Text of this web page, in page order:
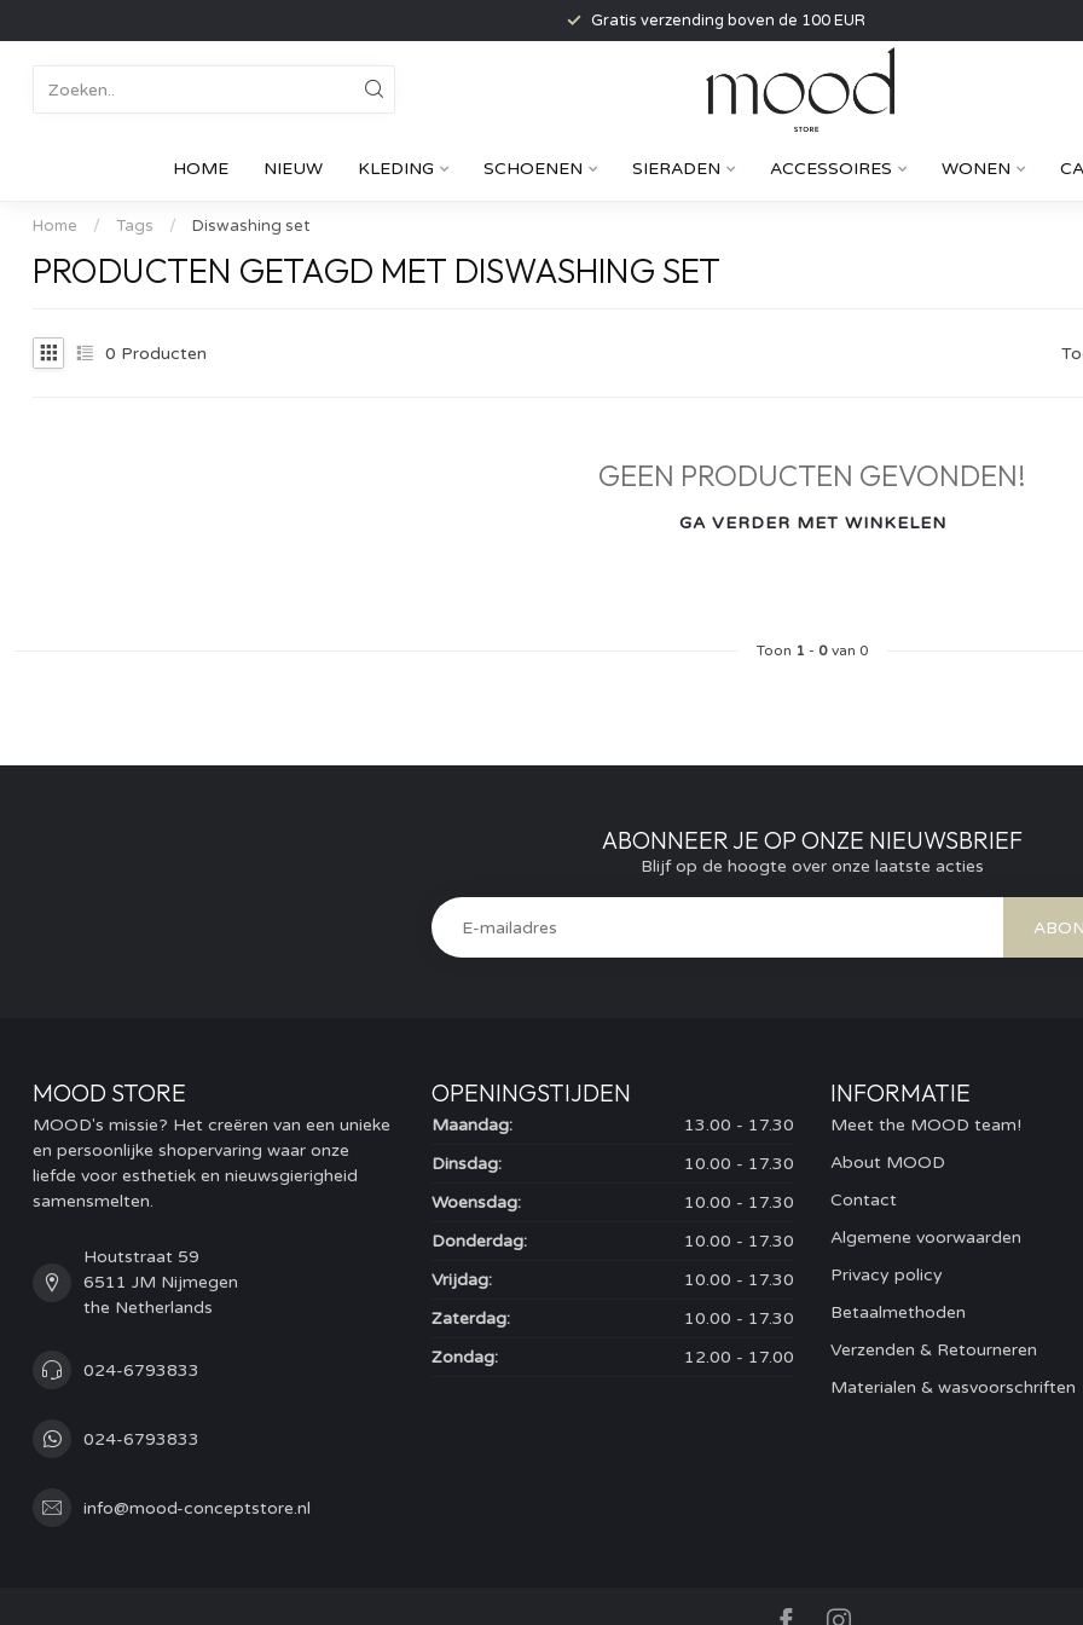
Gratis verzending boven de 100 EUR
HOME NIEUW KLEDING SCHOENEN SIERADEN ACCESSOIRES WONEN
Home / Tags / Diswashing set
PRODUCTEN GETAGD MET DISWASHING SET
0 Producten
GEEN PRODUCTEN GEVONDEN!
GA VERDER MET WINKELEN
Toon 1 - 0van 0
ABONNEER JE OP ONZE NIEUWSBRIEF
Blijf op de hoogte over onze laatste acties
MOOD STORE
MOOD's missie? Het creëren van een unieke
en persoonlijke shopervaring waar onze
liefde voor esthetiek en nieuwsgierigheid
samensmelten.
Houtstraat 59
6511 JM Nijmegen
the Netherlands
024-6793833
024-6793833
info@mood-conceptstore.nl
OPENINGSTIJDEN
Maandag:
13.00 - 17.30
Dinsdag:
10.00 - 17.30
Woensdag:
10.00 - 17.30
Donderdag:
10.00 - 17.30
Vrijdag:
10.00 - 17.30
Zaterdag:
10.00 - 17.30
Zondag:
12.00 - 17.00
INFORMATIE
Meet the MOOD team!
About MOOD
Contact
Algemene voorwaarden
Privacy policy
Betaalmethoden
Verzenden & Retourneren
Materialen & wasvoorschriften